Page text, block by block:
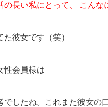
の長い私にとって、 こん
た彼女です（笑）
性会員様は
でしたね。これまた彼女